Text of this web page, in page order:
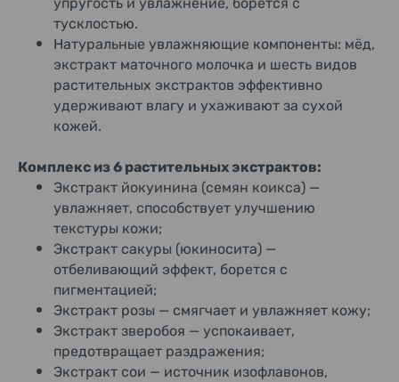
тусклостью.
Натуральные увлажняющие компоненты: мёд,
экстракт маточного молочка и шесть видов
растительных экстрактов эффективно
удерживают влагу и ухаживают за сухой
кожей.
Комплекс из 6 растительных экстрактов:
Экстракт йокуинина (семян коикса) —
увлажняет, способствует улучшению
текстуры кожи;
Экстракт сакуры (юкиносита) —
отбеливающий эффект, борется с
пигментацией;
Экстракт розы — смягчает и увлажняет кожу;
Экстракт зверобоя — успокаивает,
предотвращает раздражения;
Экстракт сои — источник изофлавонов,